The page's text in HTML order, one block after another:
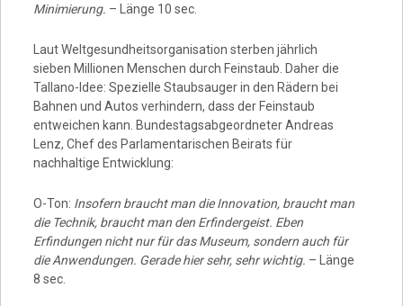
Minimierung. – Länge 10 sec.
Laut Weltgesundheitsorganisation sterben jährlich
sieben Millionen Menschen durch Feinstaub. Daher die
Tallano-Idee: Spezielle Staubsauger in den Rädern bei
Bahnen und Autos verhindern, dass der Feinstaub
entweichen kann. Bundestagsabgeordneter Andreas
Lenz, Chef des Parlamentarischen Beirats für
nachhaltige Entwicklung:
O-Ton: Insofern braucht man die Innovation, braucht man
die Technik, braucht man den Erfindergeist. Eben
Erfindungen nicht nur für das Museum, sondern auch für
die Anwendungen. Gerade hier sehr, sehr wichtig. – Länge
8 sec.